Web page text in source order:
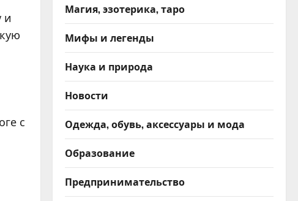
и
с
Магия, эзотерика, таро
Мифы и легенды
Наука и природа
Новости
Одежда, обувь, аксессуары и мода
Образование
Предпринимательство